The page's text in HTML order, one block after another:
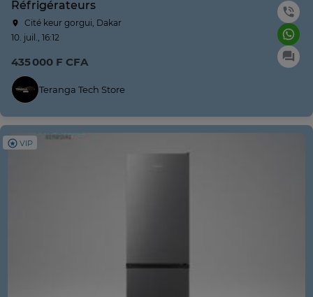
Réfrigérateurs
Cité keur gorgui, Dakar
10. juil., 16:12
435 000 F CFA
Teranga Tech Store
VIP